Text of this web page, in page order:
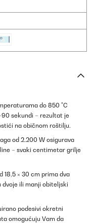
do 850 °C
sekundi – rezultat je
na običnom roštilju.
od 2.200 W osigurava
– svaki centimetar grilje
18,5 × 30 cm prima dva
dvoje ili manji obiteljski
podesivi okretni
omogućuju Vam da